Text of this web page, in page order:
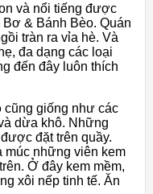
và nổi tiếng được
& Bánh Bèo. Quán
tràn ra vỉa hè. Và
đa dạng các loại
đến đây luôn thích
cũng giống như các
dừa khô. Những
đặt trên quầy.
múc những viên kem
Ở đây kem mềm,
xôi nếp tinh tế. Ăn